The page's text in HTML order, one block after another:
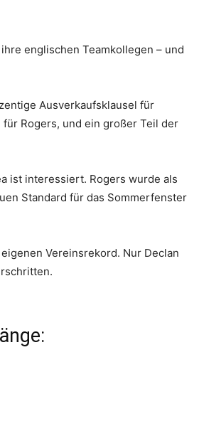
englischen Teamkollegen – und
Ausverkaufsklausel für
Rogers, und ein großer Teil der
ist interessiert. Rogers wurde als
Standard für das Sommerfenster
Vereinsrekord. Nur Declan